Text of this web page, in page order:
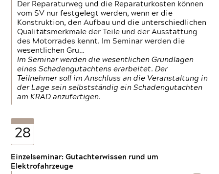
Der Reparaturweg und die Reparaturkosten können
vom SV nur festgelegt werden, wenn er die
Konstruktion, den Aufbau und die unterschiedlichen
Qualitätsmerkmale der Teile und der Ausstattung
des Motorrades kennt. Im Seminar werden die
wesentlichen Gru…
Im Seminar werden die wesentlichen Grundlagen
eines Schadengutachtens erarbeitet. Der
Teilnehmer soll im Anschluss an die Veranstaltung in
der Lage sein selbstständig ein Schadengutachten
am KRAD anzufertigen.
28
Einzelseminar: Gutachterwissen rund um
Elektrofahrzeuge